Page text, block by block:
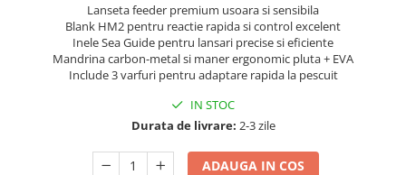
Lanseta feeder premium usoara si sensibila
Blank HM2 pentru reactie rapida si control excelent
Inele Sea Guide pentru lansari precise si eficiente
Mandrina carbon-metal si maner ergonomic pluta + EVA
Include 3 varfuri pentru adaptare rapida la pescuit
IN STOC
Durata de livrare: 2-3 zile
ADAUGA IN COS